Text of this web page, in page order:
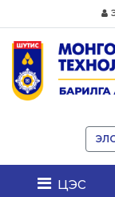
цэс